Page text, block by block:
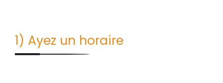
1) Ayez un horaire